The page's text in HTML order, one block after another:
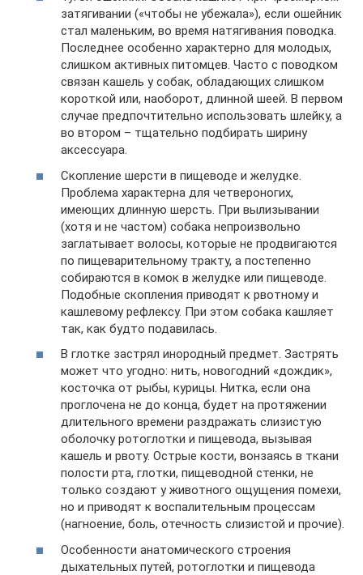
затягивании («чтобы не убежала»), если ошейник
стал маленьким, во время натягивания поводка.
Последнее особенно характерно для молодых,
слишком активных питомцев. Часто с поводком
связан кашель у собак, обладающих слишком
короткой или, наоборот, длинной шеей. В первом
случае предпочтительно использовать шлейку, а
во втором – тщательно подбирать ширину
аксессуара.
Скопление шерсти в пищеводе и желудке.
Проблема характерна для четвероногих,
имеющих длинную шерсть. При вылизывании
(хотя и не частом) собака непроизвольно
заглатывает волосы, которые не продвигаются
по пищеварительному тракту, а постепенно
собираются в комок в желудке или пищеводе.
Подобные скопления приводят к рвотному и
кашлевому рефлексу. При этом собака кашляет
так, как будто подавилась.
В глотке застрял инородный предмет. Застрять
может что угодно: нить, новогодний «дождик»,
косточка от рыбы, курицы. Нитка, если она
проглочена не до конца, будет на протяжении
длительного времени раздражать слизистую
оболочку ротоглотки и пищевода, вызывая
кашель и рвоту. Острые кости, вонзаясь в ткани
полости рта, глотки, пищеводной стенки, не
только создают у животного ощущения помехи,
но и приводят к воспалительным процессам
(нагноение, боль, отечность слизистой и прочие).
Особенности анатомического строения
дыхательных путей, ротоглотки и пищевода